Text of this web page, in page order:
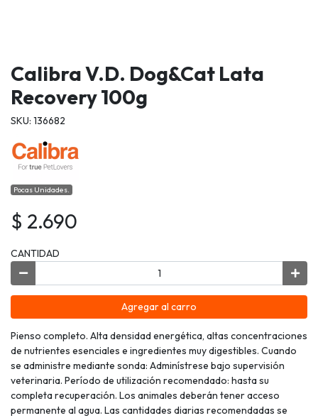
Calibra V.D. Dog&Cat Lata
Recovery 100g
SKU: 136682
Pocas Unidades.
$ 2.690
CANTIDAD
Agregar al carro
Pienso completo. Alta densidad energética, altas concentraciones
de nutrientes esenciales e ingredientes muy digestibles. Cuando
se administre mediante sonda: Adminístrese bajo supervisión
veterinaria. Período de utilización recomendado: hasta su
completa recuperación. Los animales deberán tener acceso
permanente al agua. Las cantidades diarias recomendadas se